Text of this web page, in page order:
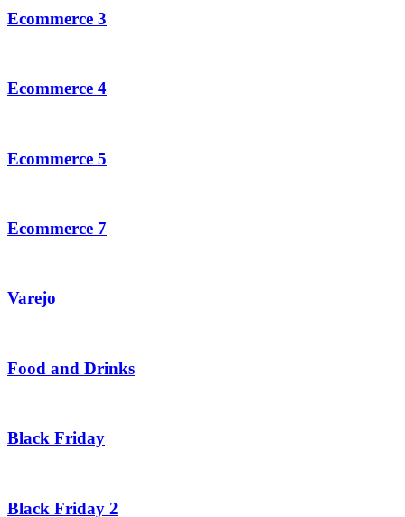
Ecommerce 3
Ecommerce 4
Ecommerce 5
Ecommerce 7
Varejo
Food and Drinks
Black Friday
Black Friday 2